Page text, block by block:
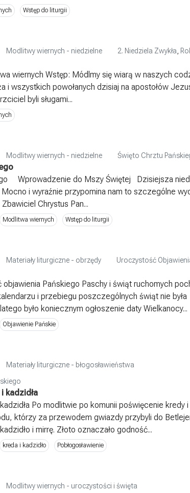
Wstęp do liturgii
Modlitwy wiernych - niedzielne 2. Niedziela Zwykła
wiernych Wstęp: Módlmy się wiarą w naszych
wszystkich powołanych dzisiaj na apostołów
byli sługami...
Modlitwy wiernych - niedzielne Święto Chrztu
Wprowadzenie do Mszy Świętej Dzisiejsza
i wyraźnie przypomina nam to szczególne
Chrystus Pan...
Modlitwa wiernych Wstęp do liturgii
Materiały liturgiczne - obrzędy Uroczystość
Pańskiego Paschy i świąt ruchomych
i przebiegu poszczególnych świąt nie była
było koniecznym ogłoszenie daty Wielkanocy...
Objawienie Pańskie
Materiały liturgiczne - błogosławieństwa
kadzidła
Po modlitwie po komunii poświęcenie kredy i
którzy za przewodem gwiazdy przybyli do
i mirrę. Złoto oznaczało godność...
kreda i kadzidło Pobłogosławienie
Modlitwy wiernych - uroczystości i święta